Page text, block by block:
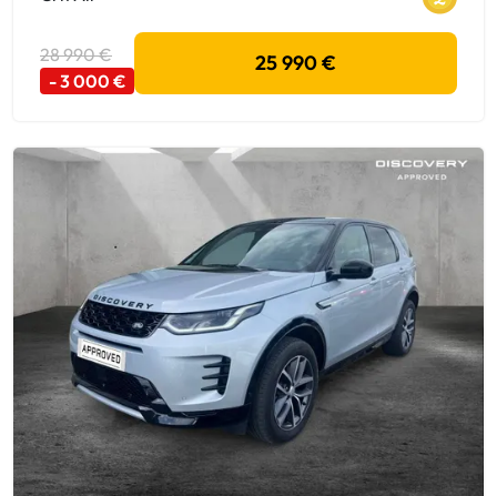
28 990 €
- 3 000 €
25 990 €